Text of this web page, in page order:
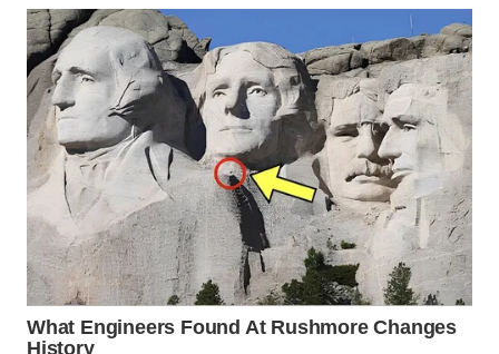
BINTAN
WN
MANDALIKA
WN
LIKUPANG
WN
LABUANBAJO
WN
BORNEO